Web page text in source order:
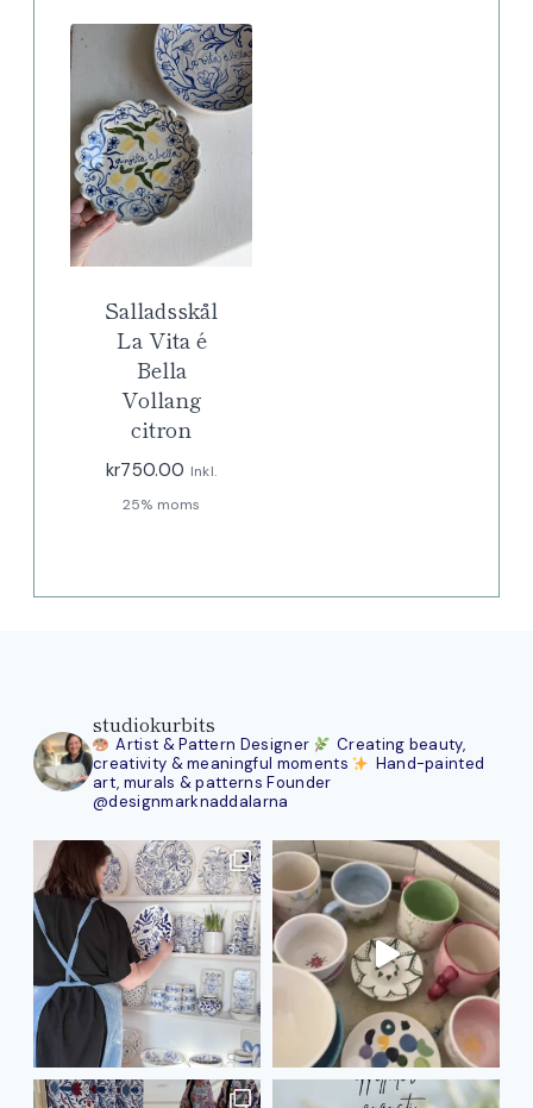
Salladsskål
La Vita é
Bella
Vollang
citron
kr750.00 Inkl.
25% moms
studiokurbits
Artist & Pattern Designer
Creating beauty,
creativity & meaningful moments
Hand-painted
art, murals & patterns Founder
@designmarknaddalarna